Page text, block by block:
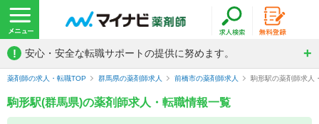
! 安心・安全な転職サポートの提供に努めます。
薬剤師の求人・転職TOP 群馬県の薬剤師求人 前橋市の薬剤師求人 駒形駅の薬剤師求人
駒形駅(群馬県)の薬剤師求人・転職情報一覧